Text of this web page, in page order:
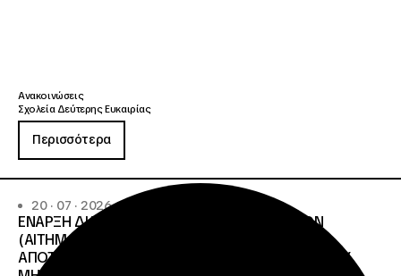
Ανακοινώσεις
Σχολεία Δεύτερης Ευκαιρίας
Περισσότερα
20 · 07 · 2026
ΕΝΑΡΞΗ ΔΙΑΔΙΚΑΣΙΑΣ ΥΠΟΒΟΛΗΣ ΕΝΣΤΑΣΕΩΝ
(ΑΙΤΗΜΑΤΩΝ ΕΠΑΝΕΛΕΓΧΟΥ) ΕΠΙ ΤΩΝ
ΑΠΟΤΕΛΕΣΜΑΤΩΝ ΤΟΥ ΔΙΟΙΚΗΤΙΚΟΥ ΕΛΕΓΧΟΥ ΤΟΥ